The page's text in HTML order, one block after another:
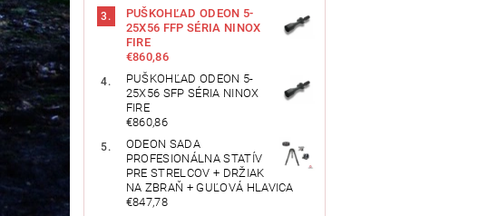
PUŠKOHĽAD ODEON 5-
25X56 FFP SÉRIA NINOX
FIRE
€860,86
PUŠKOHĽAD ODEON 5-
25X56 SFP SÉRIA NINOX
FIRE
€860,86
ODEON SADA
PROFESIONÁLNA STATÍV
PRE STRELCOV + DRŽIAK
NA ZBRAŇ + GUĽOVÁ HLAVICA
€847,78